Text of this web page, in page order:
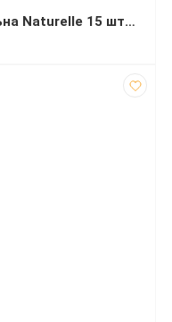
Серветка волога Універсальна Naturelle 15 штук